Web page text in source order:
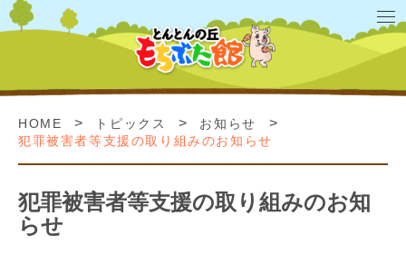
HOME > トピックス > お知らせ >
犯罪被害者等支援の取り組みのお知らせ
犯罪被害者等支援の取り組みのお知
らせ